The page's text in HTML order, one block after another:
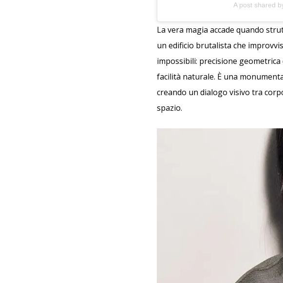
A post shared
La vera magia accade quando
un edificio brutalista che
impossibili: precisione
facilità naturale. È una
creando un dialogo visivo tra
spazio.